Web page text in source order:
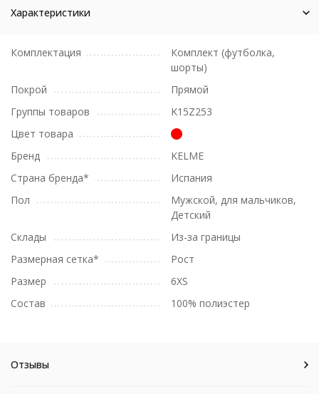
Характеристики
Комплектация
Комплект (футболка,
шорты)
Покрой
Прямой
Группы товаров
K15Z253
Цвет товара
Бренд
KELME
Страна бренда*
Испания
Пол
Мужской, для мальчиков,
Детский
Склады
Из-за границы
Размерная сетка*
Рост
Размер
6XS
Состав
100% полиэстер
Отзывы